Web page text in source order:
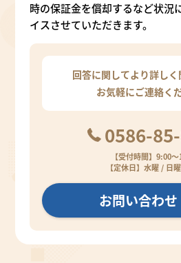
時の保証金を償却するなど状況
イスさせていただきます。
回答に関してより詳し
お気軽にご連絡く
0586-
【受付時間】9:00
【定休日】水曜 / 日
お問い合わせ